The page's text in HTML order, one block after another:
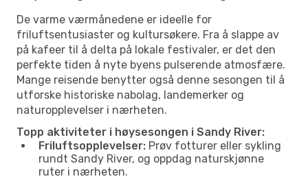
De varme værmånedene er ideelle for
friluftsentusiaster og kultursøkere. Fra å slappe av
på kafeer til å delta på lokale festivaler, er det den
perfekte tiden å nyte byens pulserende atmosfære.
Mange reisende benytter også denne sesongen til å
utforske historiske nabolag, landemerker og
naturopplevelser i nærheten.
Topp aktiviteter i høysesongen i Sandy River:
Friluftsopplevelser: Prøv fotturer eller sykling
rundt Sandy River, og oppdag naturskjønne
ruter i nærheten.